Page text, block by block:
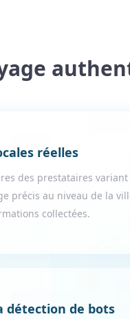
réelles
des prestataires variant
précis au niveau de la
collectées.
détection de bots